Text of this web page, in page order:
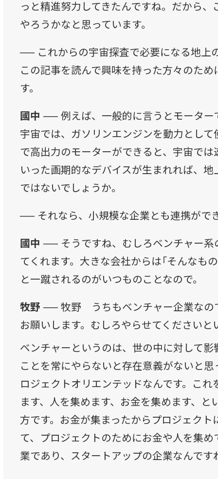
っと精進努力してきたんですね。だから
やろうかなと思っています。
── これからの宇宙探査で必要になる地上
この記事を読んで興味を持った方々のため
す。
國中 ── 例えば、一般的に言うとモータ
宇宙では、ガソリンエンジンを動力とし
で高出力のモーターができると、宇宙で
いった画期的なデバイスが生まれれば、
ではないでしょうか。
── それなら、小規模な企業とも連携がで
國中 ── そうですね、むしろベンチャー
てくれます。大きな会社からは「そんなも
と一蹴されるのがいつものことなので。
牧野 ── 牧野 うちもベンチャー企業なの
お願いします。むしろやらせてくださいと
ベンチャーというのは、世の中に対して
ことを常にやらないと存在意義がないと思
ロジェクトオリエンテッドなんです。こ
ます、人を集めます、お金を集めます、と
方です。お金が集まったからプロジェクト
て、プロジェクトのためにお金や人を集
業であり、スタートアップの企業なんです